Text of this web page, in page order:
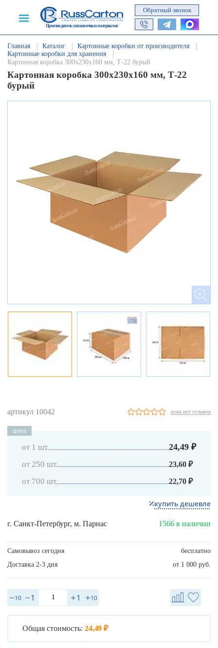
Производитель упаковочных материалов
Обратный звонок
Главная Каталог
Картонные коробки от производителя
Картонные коробки для хранения
Картонная коробка 300х230х160 мм, Т-22 бурый
Картонная коробка 300х230х160 мм, Т-22
бурый
артикул 10042 пока нет отзывов
цена
от 1 шт 24,49 ₽
от 250 шт 23,60 ₽
от 700 шт 22,70 ₽
купить дешевле
г. Санкт-Петербург, м. Парнас 1566 в наличии
Самовывоз сегодня
бесплатно
Доставка 2-3 дня
от 1 000 руб.
Общая стоимость: 24,49 ₽